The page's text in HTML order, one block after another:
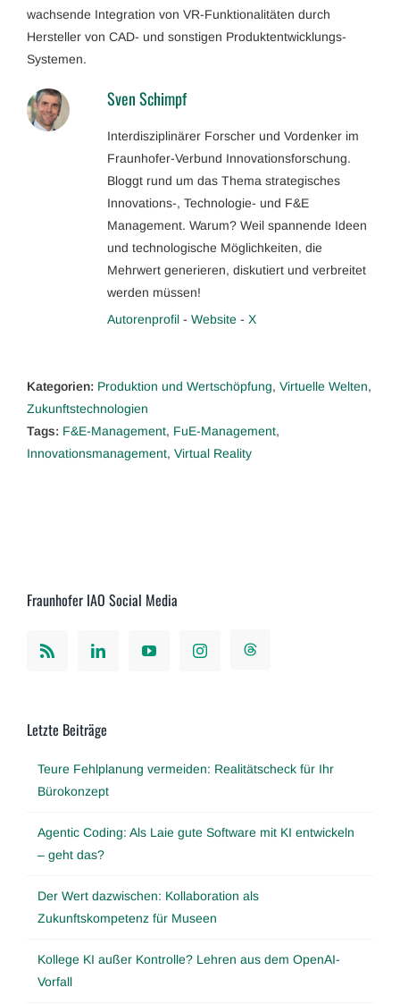
wachsende Integration von VR-Funktionalitäten durch
Hersteller von CAD- und sonstigen Produktentwicklungs-
Systemen.
Sven Schimpf
Interdisziplinärer Forscher und Vordenker im
Fraunhofer-Verbund Innovationsforschung.
Bloggt rund um das Thema strategisches
Innovations-, Technologie- und F&E
Management. Warum? Weil spannende Ideen
und technologische Möglichkeiten, die
Mehrwert generieren, diskutiert und verbreitet
werden müssen!
Autorenprofil - Website - X
Kategorien: Produktion und Wertschöpfung, Virtuelle Welten,
Zukunftstechnologien
Tags: F&E-Management, FuE-Management,
Innovationsmanagement, Virtual Reality
Fraunhofer IAO Social Media
Letzte Beiträge
Teure Fehlplanung vermeiden: Realitätscheck für Ihr
Bürokonzept
Agentic Coding: Als Laie gute Software mit KI entwickeln
– geht das?
Der Wert dazwischen: Kollaboration als
Zukunftskompetenz für Museen
Kollege KI außer Kontrolle? Lehren aus dem OpenAI-
Vorfall